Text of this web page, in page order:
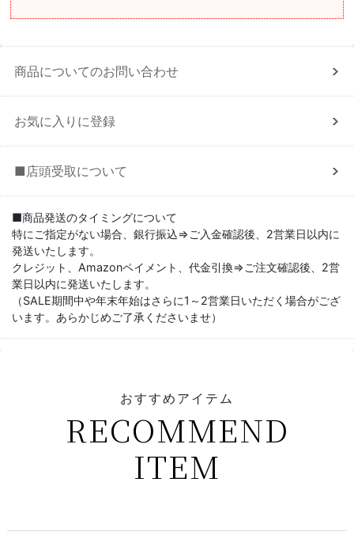
商品についてのお問い合わせ
お気に入りに登録
■店頭受取について
■商品発送のタイミングについて
特にご指定がない場合、銀行振込⇒ご入金確認後、2営業日以内に
発送いたします。
クレジット、Amazonペイメント、代金引換⇒ご注文確認後、2営
業日以内に発送いたします。
（SALE期間中や年末年始はさらに1～2営業日いただく場合がござ
います。あらかじめご了承くださいませ）
おすすめアイテム
RECOMMEND
ITEM